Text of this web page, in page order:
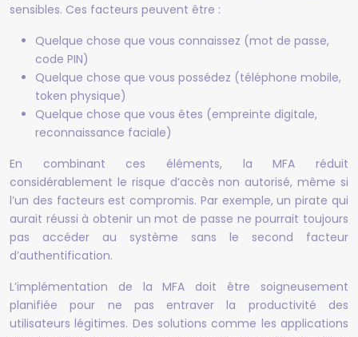
sensibles. Ces facteurs peuvent être :
Quelque chose que vous connaissez (mot de passe,
code PIN)
Quelque chose que vous possédez (téléphone mobile,
token physique)
Quelque chose que vous êtes (empreinte digitale,
reconnaissance faciale)
En combinant ces éléments, la MFA réduit
considérablement le risque d’accès non autorisé, même si
l’un des facteurs est compromis. Par exemple, un pirate qui
aurait réussi à obtenir un mot de passe ne pourrait toujours
pas accéder au système sans le second facteur
d’authentification.
L’implémentation de la MFA doit être soigneusement
planifiée pour ne pas entraver la productivité des
utilisateurs légitimes. Des solutions comme les applications